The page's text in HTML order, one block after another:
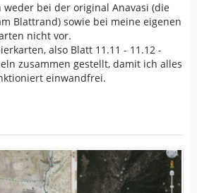
weder bei der original Anavasi (die
Blattrand) sowie bei meine eigenen
nicht vor.
also Blatt 11.11 - 11.12 -
zusammen gestellt, damit ich alles
einwandfrei.